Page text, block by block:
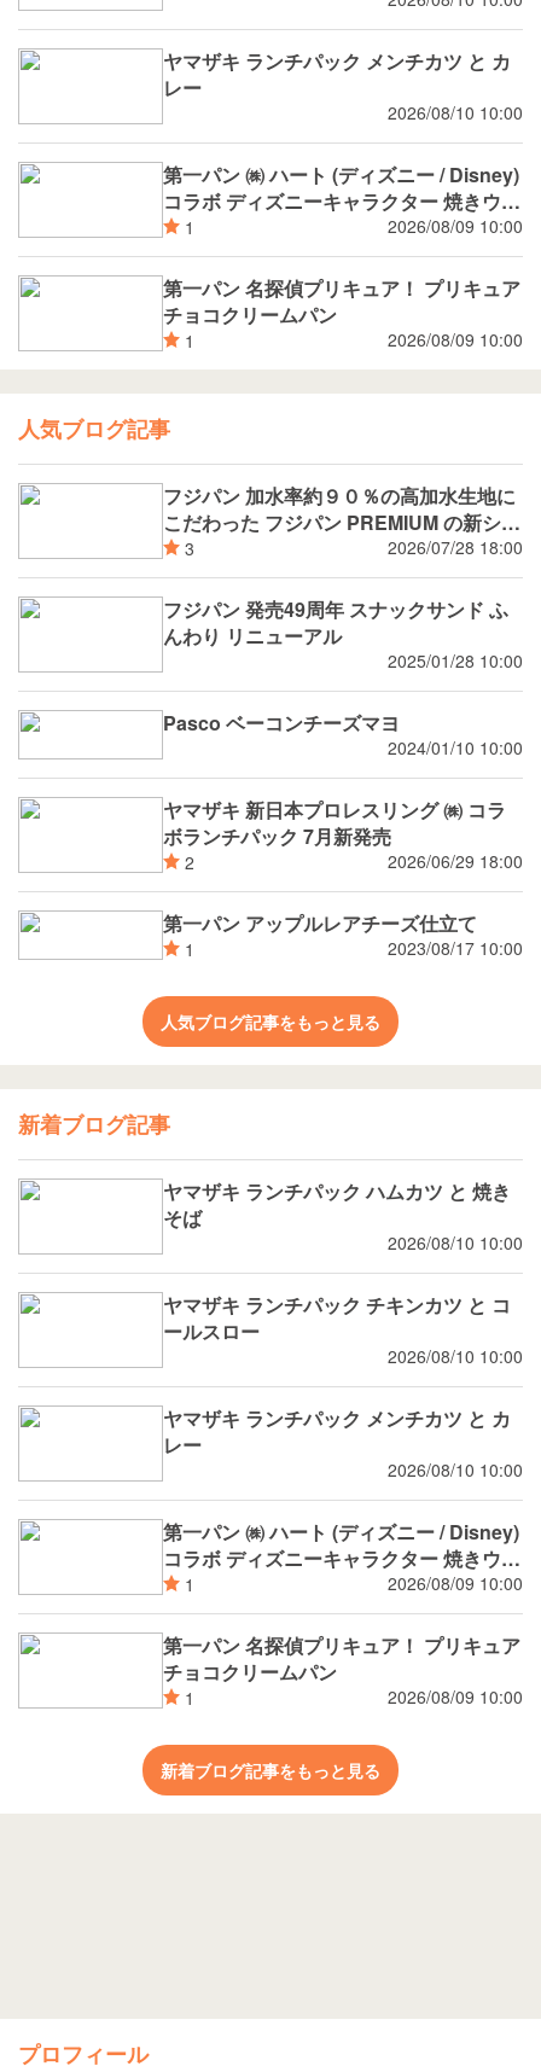
ヤマザキ ランチパック メンチカツ と カ
レー
2026/08/10 10:00
第一パン ㈱ ハート (ディズニー / Disney)
コラボ ディズニーキャラクター 焼きウイ
ンナーカレーパン
1 2026/08/09 10:00
第一パン 名探偵プリキュア！ プリキュア
チョコクリームパン
1 2026/08/09 10:00
人気ブログ記事
フジパン 加水率約９０％の高加水生地に
こだわった フジパン PREMIUM の新シリ
ーズ 潤rich（うるおいりっち）うるおい
サンド ブルーベリー 8月新発売
3 2026/07/28 18:00
フジパン 発売49周年 スナックサンド ふ
んわり リニューアル
2025/01/28 10:00
Pasco ベーコンチーズマヨ
2024/01/10 10:00
ヤマザキ 新日本プロレスリング ㈱ コラ
ボランチパック 7月新発売
2 2026/06/29 18:00
第一パン アップルレアチーズ仕立て
1 2023/08/17 10:00
人気ブログ記事をもっと見る
新着ブログ記事
ヤマザキ ランチパック ハムカツ と 焼き
そば
2026/08/10 10:00
ヤマザキ ランチパック チキンカツ と コ
ールスロー
2026/08/10 10:00
ヤマザキ ランチパック メンチカツ と カ
レー
2026/08/10 10:00
第一パン ㈱ ハート (ディズニー / Disney)
コラボ ディズニーキャラクター 焼きウイ
ンナーカレーパン
1 2026/08/09 10:00
第一パン 名探偵プリキュア！ プリキュア
チョコクリームパン
1 2026/08/09 10:00
新着ブログ記事をもっと見る
プロフィール